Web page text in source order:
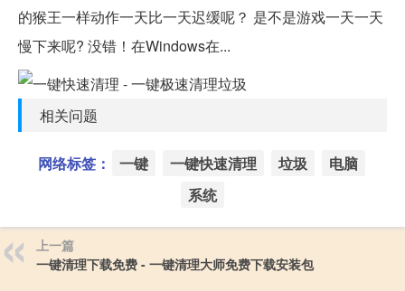
的猴王一样动作一天比一天迟缓呢？ 是不是游戏一天一天
慢下来呢? 没错！在Windows在...
相关问题
网络标签： 一键 一键快速清理 垃圾
电脑
系统
上一篇
一键清理下载免费 - 一键清理大师免费下载安装包